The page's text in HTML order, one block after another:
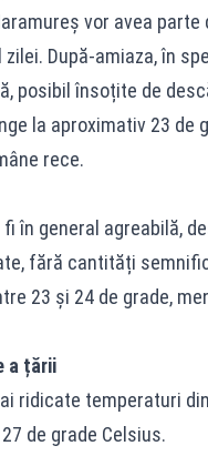
vor avea
După-amiaza, în
posibil însoțite de
la aproximativ 23 de
rece.
fi în general agreabilă,
fără cantități
23 și 24 de grade,
a țării
ridicate temperaturi
de grade Celsius.